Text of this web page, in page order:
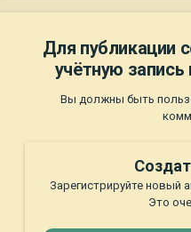
Для публикации
учётную запись
Вы должны быть
Зарегистрируйте новый
Это